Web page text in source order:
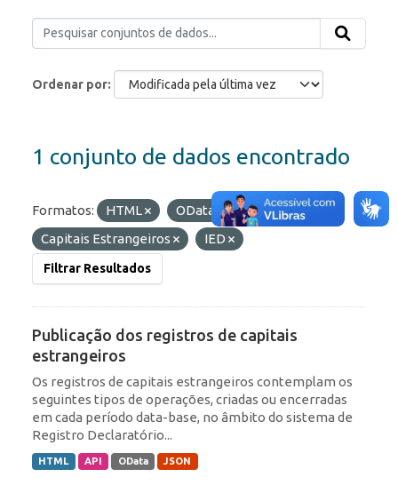
Ordenar por
1 conjunto de dados encontrado
Formatos: HTML OData
Etiquetas:
Capitais Estrangeiros
IED
Filtrar Resultados
Publicação dos registros de capitais
estrangeiros
Os registros de capitais estrangeiros contemplam os
seguintes tipos de operações, criadas ou encerradas
em cada período data-base, no âmbito do sistema de
Registro Declaratório...
HTML API OData JSON